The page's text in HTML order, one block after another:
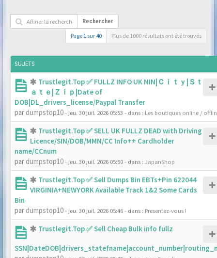
Rechercher
Page 1 sur 40 Plus de 1000 résultats ont été trouvés
SUJETS
Trustlegit.Top ✅ FULLZ INFO UK NIN|Ｃｉｔｙ|Ｓｔ
ａｔｅ|Ｚｉｐ|Date of
DOB|DL_drivers_license/Paypal Transfer
par dumpstop10- jeu. 30 juil. 2026 05:53 - dans : Les boutiques online /
Trustlegit.Top ✅ SELL UK FULLZ DEAD with Driving
Licence/SIN/DOB/MMN/CC Info++ Cardholder
name/CCnum
par dumpstop10- jeu. 30 juil. 2026 05:50- dans : JapanShop
Trustlegit.Top ✅ Sell Dumps Bin EBTs+Pin 622044
VIRGINIA+NEWYORK Available Track 1&2 Some Cards
Bin
par dumpstop10- jeu. 30 juil. 2026 05:46- dans : Presentez-vous !
Trustlegit.Top ✅ Sell Cheap Bulk info fullz